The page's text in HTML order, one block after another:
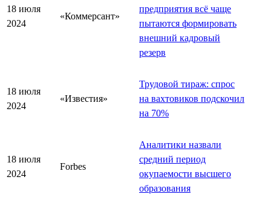
18 июля
2024
«Коммерсант»
предприятия всё чаще
пытаются формировать
внешний кадровый
резерв
18 июля
2024
«Известия»
Трудовой тираж: спрос
на вахтовиков подскочил
на 70%
18 июля
2024
Forbes
Аналитики назвали
средний период
окупаемости высшего
образования